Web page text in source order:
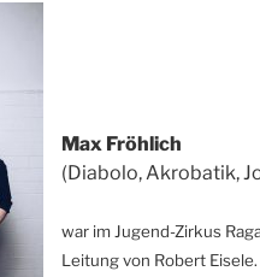
Max Fröhlich
(Diabolo, Akrobatik,
war im Jugend-Zirkus
Leitung von Robert Eisele.